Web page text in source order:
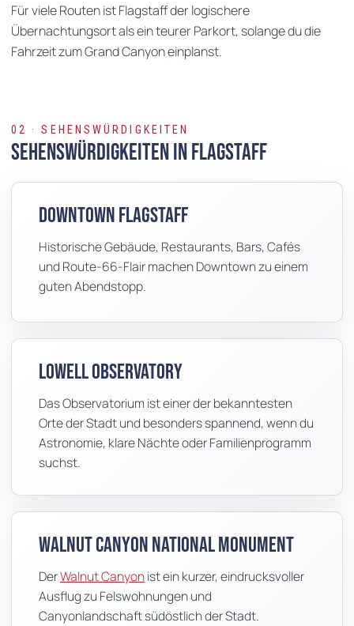
Für viele Routen ist Flagstaff der logischere
Übernachtungsort als ein teurer Parkort, solange du die
Fahrzeit zum Grand Canyon einplanst.
02 · SEHENSWÜRDIGKEITEN
Sehenswürdigkeiten in Flagstaff
Downtown Flagstaff
Historische Gebäude, Restaurants, Bars, Cafés
und Route-66-Flair machen Downtown zu einem
guten Abendstopp.
Lowell Observatory
Das Observatorium ist einer der bekanntesten
Orte der Stadt und besonders spannend, wenn du
Astronomie, klare Nächte oder Familienprogramm
suchst.
Walnut Canyon National Monument
DerWalnut Canyonist ein kurzer, eindrucksvoller
Ausflug zu Felswohnungen und
Canyonlandschaft südöstlich der Stadt.